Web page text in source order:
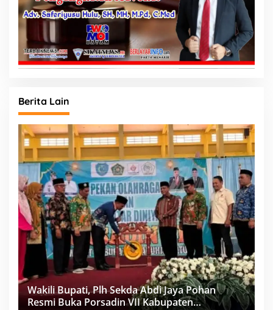
Berita Lain
Wakili Bupati, Plh Sekda Abdi Jaya Pohan
Resmi Buka Porsadin VII Kabupaten